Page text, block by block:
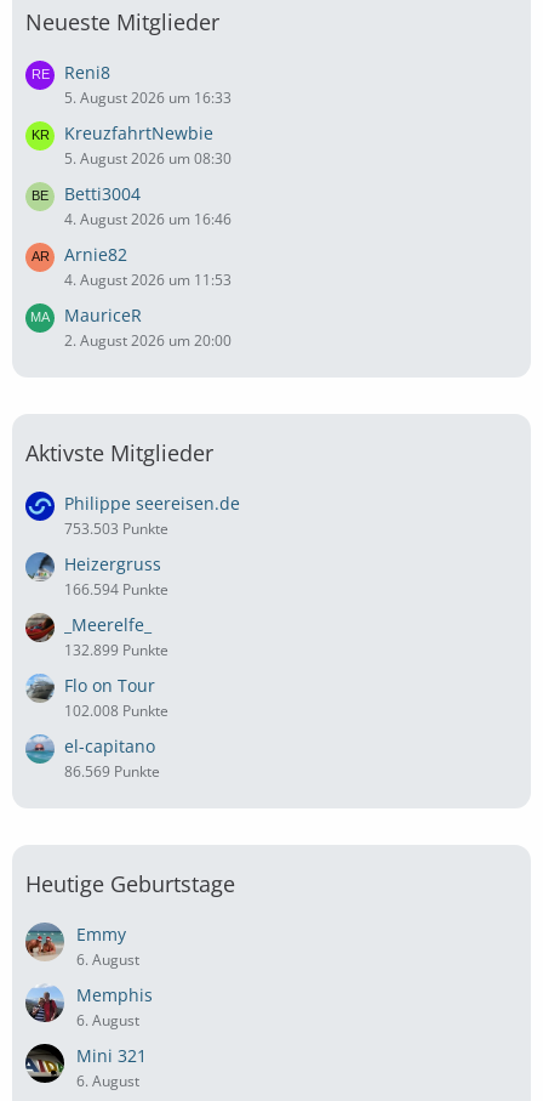
Neueste Mitglieder
Reni8
5. August 2026 um 16:33
KreuzfahrtNewbie
5. August 2026 um 08:30
Betti3004
4. August 2026 um 16:46
Arnie82
4. August 2026 um 11:53
MauriceR
2. August 2026 um 20:00
Aktivste Mitglieder
Philippe seereisen.de
753.503 Punkte
Heizergruss
166.594 Punkte
_Meerelfe_
132.899 Punkte
Flo on Tour
102.008 Punkte
el-capitano
86.569 Punkte
Heutige Geburtstage
Emmy
6. August
Memphis
6. August
Mini 321
6. August